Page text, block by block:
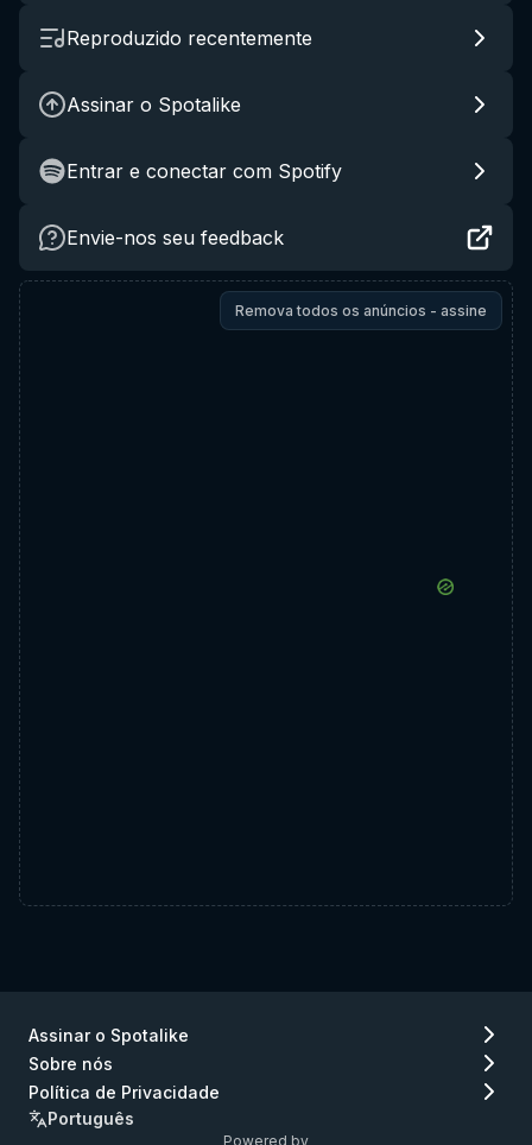
Reproduzido recentemente
Assinar o Spotalike
Entrar e conectar com Spotify
Envie-nos seu feedback
Remova todos os anúncios - assine
Assinar o Spotalike
Sobre nós
Política de Privacidade
Português
Powered by